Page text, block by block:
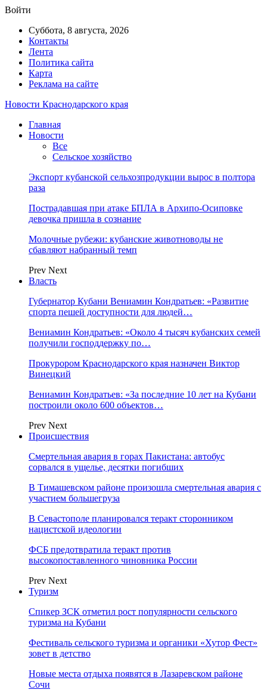
Войти
Суббота, 8 августа, 2026
Контакты
Лента
Политика сайта
Карта
Реклама на сайте
Новости Краснодарского края
Главная
Новости
Все
Сельское хозяйство
Экспорт кубанской сельхозпродукции вырос в полтора
раза
Пострадавшая при атаке БПЛА в Архипо-Осиповке
девочка пришла в сознание
Молочные рубежи: кубанские животноводы не
сбавляют набранный темп
Prev Next
Власть
Губернатор Кубани Вениамин Кондратьев: «Развитие
спорта пешей доступности для людей…
Вениамин Кондратьев: «Около 4 тысяч кубанских семей
получили господдержку по…
Прокурором Краснодарского края назначен Виктор
Винецкий
Вениамин Кондратьев: «За последние 10 лет на Кубани
построили около 600 объектов…
Prev Next
Происшествия
Смертельная авария в горах Пакистана: автобус
сорвался в ущелье, десятки погибших
В Тимашевском районе произошла смертельная авария с
участием большегруза
В Севастополе планировался теракт сторонником
нацистской идеологии
ФСБ предотвратила теракт против
высокопоставленного чиновника России
Prev Next
Туризм
Спикер ЗСК отметил рост популярности сельского
туризма на Кубани
Фестиваль сельского туризма и органики «Хутор Фест»
зовет в детство
Новые места отдыха появятся в Лазаревском районе
Сочи